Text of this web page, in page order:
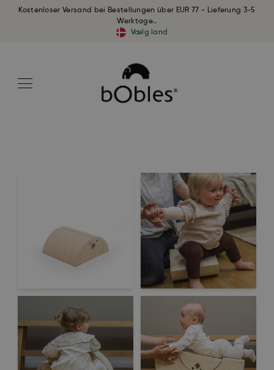
Kostenloser Versand bei Bestellungen über EUR 77 - Lieferung 3-5
Werktage..
Vælg land